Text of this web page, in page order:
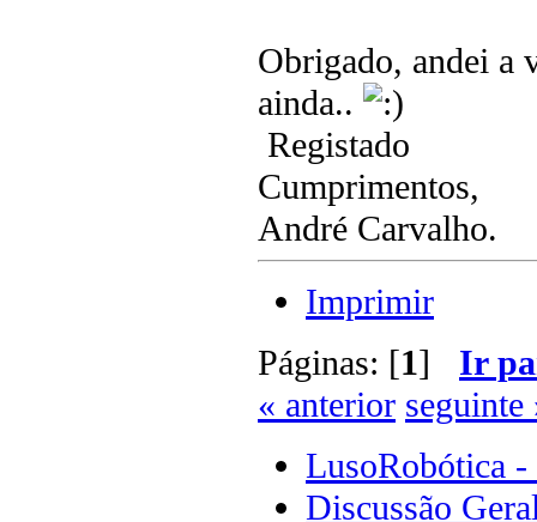
Obrigado, andei a
ainda..
Registado
Cumprimentos,
André Carvalho.
Imprimir
Páginas: [1] Ir
« anterior seguinte
LusoRobótica -
Discussão